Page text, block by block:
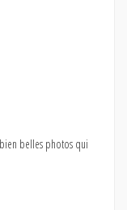
belles photos qui